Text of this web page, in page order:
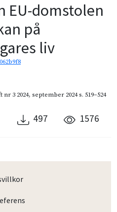
EU-domstolen
på
liv
3 2024, september 2024s. 519–524
497 1576